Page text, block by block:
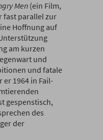
Men (ein Film,
fast parallel zur
Hoffnung auf
am kurzen
und
und fatale
er 1964 in Fail-
gespenstisch,
des
der